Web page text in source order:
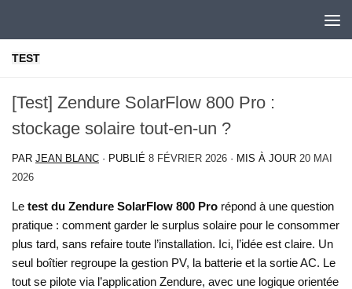
TEST
[Test] Zendure SolarFlow 800 Pro :
stockage solaire tout-en-un ?
PAR JEAN BLANC · PUBLIÉ 8 FÉVRIER 2026 · MIS À JOUR 20 MAI
2026
Le test du Zendure SolarFlow 800 Pro répond à une question
pratique : comment garder le surplus solaire pour le consommer
plus tard, sans refaire toute l’installation. Ici, l’idée est claire. Un
seul boîtier regroupe la gestion PV, la batterie et la sortie AC. Le
tout se pilote via l’application Zendure, avec une logique orientée